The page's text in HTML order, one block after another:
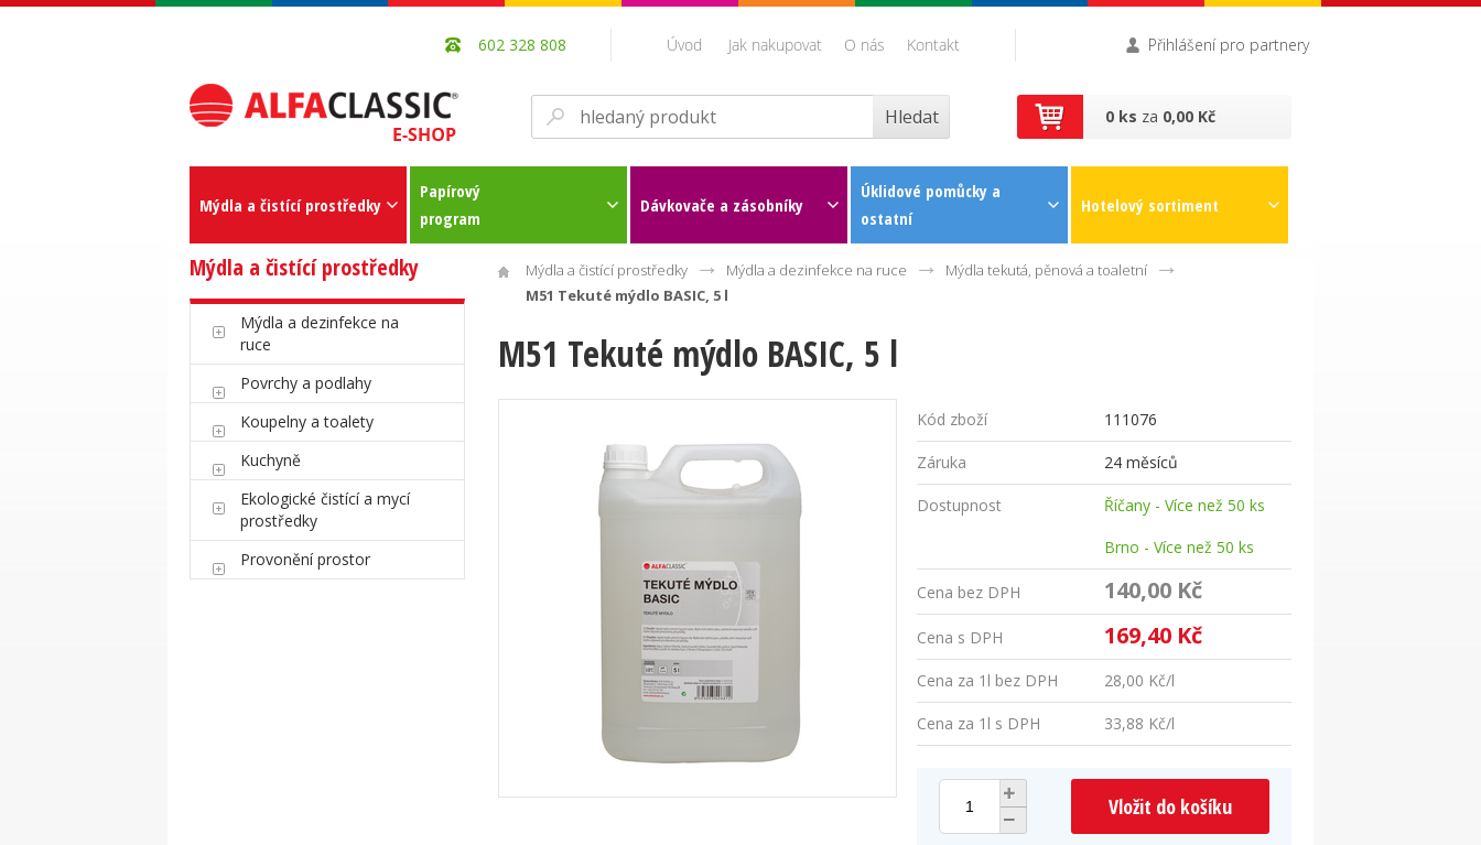
Přihlášení pro partnery
Úvod Jak nakupovat O nás Kontakt
602 328 808
0 ks za 0,00 Kč
Mýdla a čistící prostředky
Papírový
program
Dávkovače a zásobníky
Úklidové pomůcky a
ostatní
Hotelový sortiment
Mýdla a čistící prostředky
Mýdla a dezinfekce na
ruce
Povrchy a podlahy
Koupelny a toalety
Kuchyně
Ekologické čistící a mycí
prostředky
Provonění prostor
Mýdla a čistící prostředky Mýdla a dezinfekce na ruce
Mýdla tekutá, pěnová a toaletní
M51 Tekuté mýdlo BASIC, 5 l
M51 Tekuté mýdlo BASIC, 5 l
Kód zboží 111076
Záruka 24 měsíců
Dostupnost
Říčany - Více než 50 ks
Brno - Více než 50 ks
Cena bez DPH 140,00 Kč
Cena s DPH 169,40 Kč
Cena za 1l bez DPH 28,00 Kč/l
Cena za 1l s DPH 33,88 Kč/l
Vložit do košíku